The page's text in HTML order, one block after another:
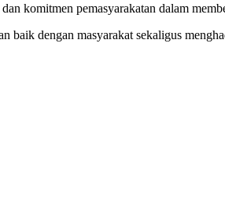
komitmen pemasyarakatan dalam
baik dengan masyarakat sekaligus